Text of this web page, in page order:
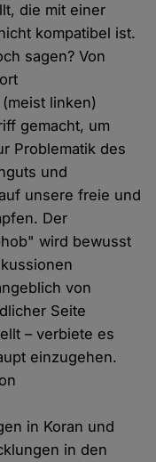
die mit einer
kompatibel ist.
sagen? Von
linken)
gemacht, um
Problematik des
und
unsere freie und
Der
wird bewusst
von
Seite
– verbiete es
einzugehen.
in Koran und
in den